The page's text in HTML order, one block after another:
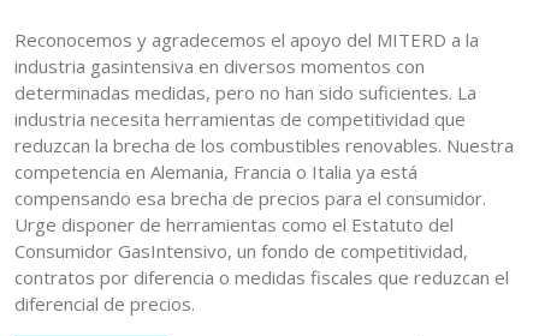
Reconocemos y agradecemos el apoyo del MITERD a la
industria gasintensiva en diversos momentos con
determinadas medidas, pero no han sido suficientes. La
industria necesita herramientas de competitividad que
reduzcan la brecha de los combustibles renovables. Nuestra
competencia en Alemania, Francia o Italia ya está
compensando esa brecha de precios para el consumidor.
Urge disponer de herramientas como el Estatuto del
Consumidor GasIntensivo, un fondo de competitividad,
contratos por diferencia o medidas fiscales que reduzcan el
diferencial de precios.